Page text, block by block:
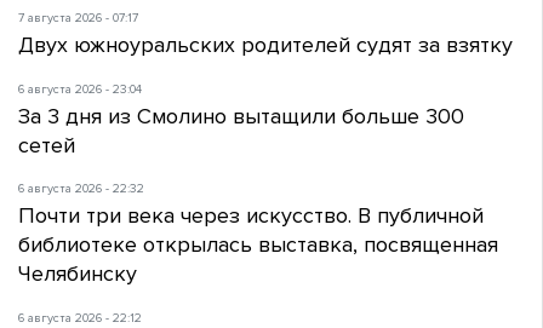
7 августа 2026 - 07:17
Двух южноуральских родителей судят за взятку
6 августа 2026 - 23:04
За 3 дня из Смолино вытащили больше 300
сетей
6 августа 2026 - 22:32
Почти три века через искусство. В публичной
библиотеке открылась выставка, посвященная
Челябинску
6 августа 2026 - 22:12